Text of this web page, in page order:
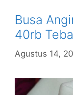
Busa
40rb
Agustus 14,